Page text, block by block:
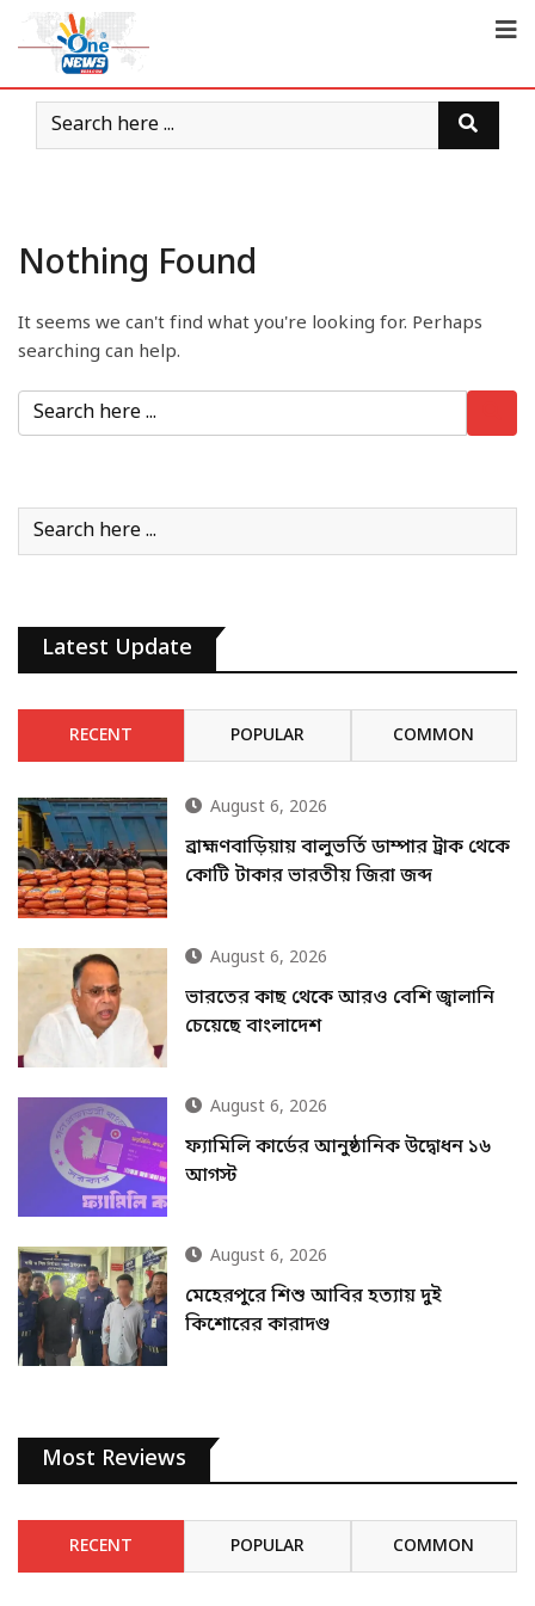
Nothing Found
It seems we can't find what you're looking for. Perhaps
searching can help.
Latest Update
RECENT POPULAR COMMON
August 6, 2026
ব্রাহ্মণবাড়িয়ায় বালুভর্তি ডাম্পার ট্রাক থেকে
কোটি টাকার ভারতীয় জিরা জব্দ
August 6, 2026
ভারতের কাছ থেকে আরও বেশি জ্বালানি
চেয়েছে বাংলাদেশ
August 6, 2026
ফ্যামিলি কার্ডের আনুষ্ঠানিক উদ্বোধন ১৬
আগস্ট
August 6, 2026
মেহেরপুরে শিশু আবির হত্যায় দুই
কিশোরের কারাদণ্ড
Most Reviews
RECENT POPULAR COMMON